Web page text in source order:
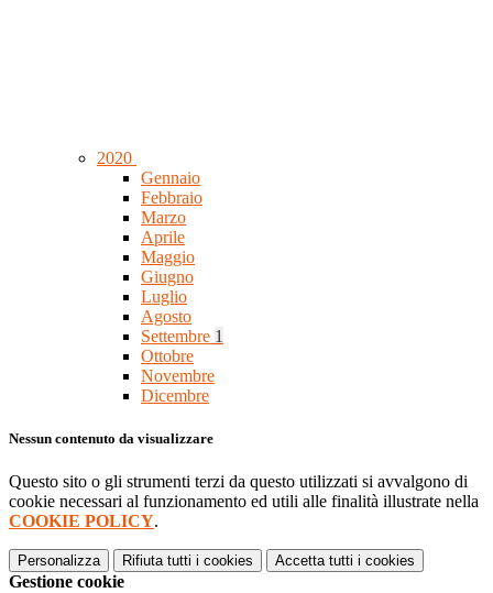
2020
Gennaio
Febbraio
Marzo
Aprile
Maggio
Giugno
Luglio
Agosto
Settembre 1
Ottobre
Novembre
Dicembre
Nessun contenuto da visualizzare
Questo sito o gli strumenti terzi da questo utilizzati si avvalgono di
cookie necessari al funzionamento ed utili alle finalità illustrate nella
COOKIE POLICY.
Personalizza Rifiuta tutti i cookies Accetta tutti i cookies
Gestione cookie